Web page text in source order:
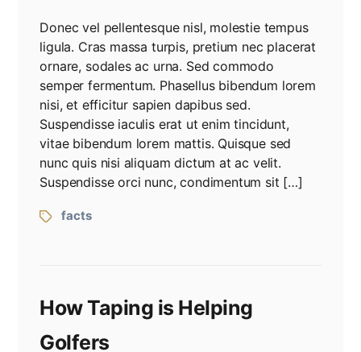
Donec vel pellentesque nisl, molestie tempus
ligula. Cras massa turpis, pretium nec placerat
ornare, sodales ac urna. Sed commodo
semper fermentum. Phasellus bibendum lorem
nisi, et efficitur sapien dapibus sed.
Suspendisse iaculis erat ut enim tincidunt,
vitae bibendum lorem mattis. Quisque sed
nunc quis nisi aliquam dictum at ac velit.
Suspendisse orci nunc, condimentum sit […]
facts
How Taping is Helping
Golfers